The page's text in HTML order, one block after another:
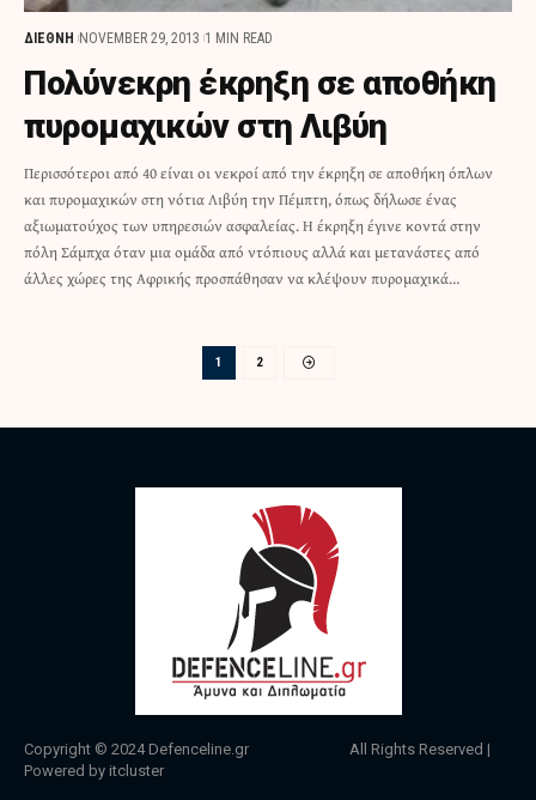
ΔΙΕΘΝΗ NOVEMBER 29, 2013 1 MIN READ
Πολύνεκρη έκρηξη σε αποθήκη
πυρομαχικών στη Λιβύη
Περισσότεροι από 40 είναι οι νεκροί από την έκρηξη σε αποθήκη όπλων
και πυρομαχικών στη νότια Λιβύη την Πέμπτη, όπως δήλωσε ένας
αξιωματούχος των υπηρεσιών ασφαλείας. Η έκρηξη έγινε κοντά στην
πόλη Σάμπχα όταν μια ομάδα από ντόπιους αλλά και μετανάστες από
άλλες χώρες της Αφρικής προσπάθησαν να κλέψουν πυρομαχικά…
1 2
Copyright © 2024 Defenceline.gr All Rights Reserved |
Powered by itcluster